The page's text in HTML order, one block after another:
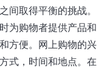
间取得平衡的挑战。
为购物者提供产品和
方便。网上购物的兴
式，时间和地点。在